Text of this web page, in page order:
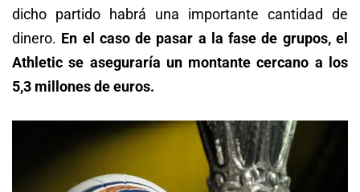
dicho partido habrá una importante cantidad de
dinero. En el caso de pasar a la fase de grupos, el
Athletic se aseguraría un montante cercano a los
5,3 millones de euros.